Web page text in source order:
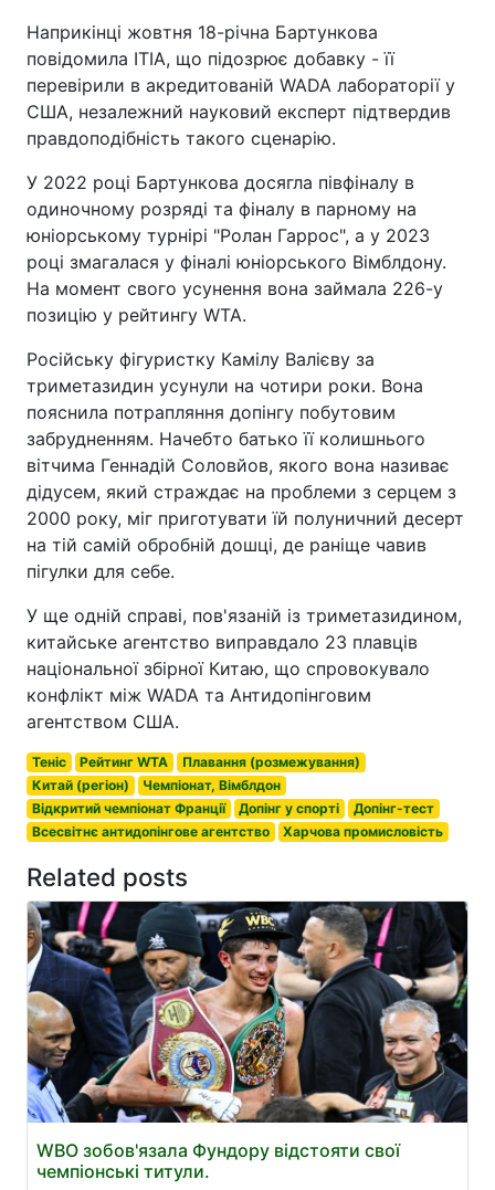
Наприкінці жовтня 18-річна Бартункова
повідомила ITIA, що підозрює добавку - її
перевірили в акредитованій WADA лабораторії у
США, незалежний науковий експерт підтвердив
правдоподібність такого сценарію.
У 2022 році Бартункова досягла півфіналу в
одиночному розряді та фіналу в парному на
юніорському турнірі "Ролан Гаррос", а у 2023
році змагалася у фіналі юніорського Вімблдону.
На момент свого усунення вона займала 226-у
позицію у рейтингу WTA.
Російську фігуристку Камілу Валієву за
триметазидин усунули на чотири роки. Вона
пояснила потрапляння допінгу побутовим
забрудненням. Начебто батько її колишнього
вітчима Геннадій Соловйов, якого вона називає
дідусем, який страждає на проблеми з серцем з
2000 року, міг приготувати їй полуничний десерт
на тій самій обробній дошці, де раніще чавив
пігулки для себе.
У ще одній справі, пов'язаній із триметазидином,
китайське агентство виправдало 23 плавців
національної збірної Китаю, що спровокувало
конфлікт між WADA та Антидопінговим
агентством США.
Теніс Рейтинг WTA
Плавання (розмежування)
Китай (регіон)
Чемпіонат, Вімблдон
Відкритий чемпіонат Франції
Допінг у спорті
Допінг-тест
Всесвітнє антидопінгове агентство
Харчова промисловість
Related posts
WBO зобов'язала Фундору відстояти свої
чемпіонські титули.